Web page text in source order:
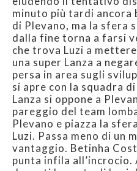
minuto più tardi
di Plevano, ma la sfera
dalla fine torna a farsi
che trova Luzi a
una super Lanza a
persa in area sugli
si apre con la squadra
Lanza si oppone a
pareggio del team
Plevano e piazza la
Luzi. Passa meno di un
vantaggio. Betinha
punta infila